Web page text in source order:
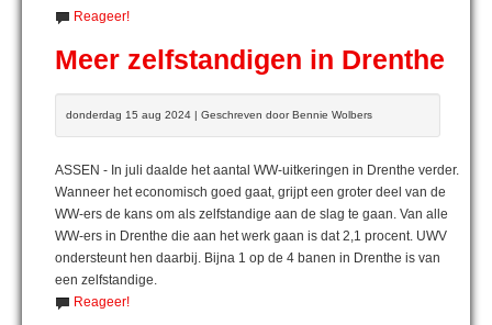
Reageer!
Meer zelfstandigen in Drenthe
donderdag 15 aug 2024 | Geschreven door Bennie Wolbers
ASSEN - In juli daalde het aantal WW-uitkeringen in Drenthe verder.
Wanneer het economisch goed gaat, grijpt een groter deel van de
WW-ers de kans om als zelfstandige aan de slag te gaan. Van alle
WW-ers in Drenthe die aan het werk gaan is dat 2,1 procent. UWV
ondersteunt hen daarbij. Bijna 1 op de 4 banen in Drenthe is van
een zelfstandige.
Reageer!